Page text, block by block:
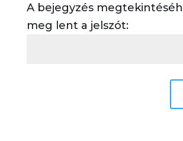
A bejegyzés
meg lent a jelszót: